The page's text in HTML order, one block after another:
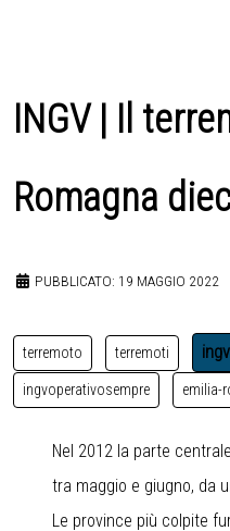
INGV | Il
Romagna
PUBBLICATO: 19 MAGGIO 2022
terremoto terremoti ingv
ingvoperativosempre emilia-
Nel 2012 la parte
tra maggio e giugno, da
Le province più colpite